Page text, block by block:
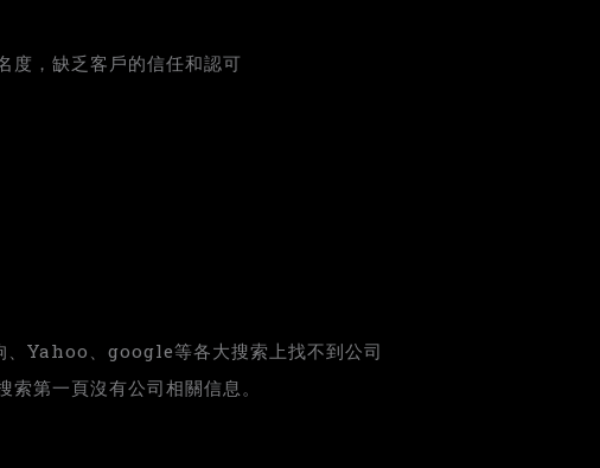
度，缺乏客戶的信任和認可
、Yahoo、google等各大搜索上找不到公司
索第一頁沒有公司相關信息。